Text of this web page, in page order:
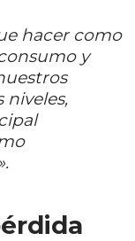
hacer como
y
niveles,